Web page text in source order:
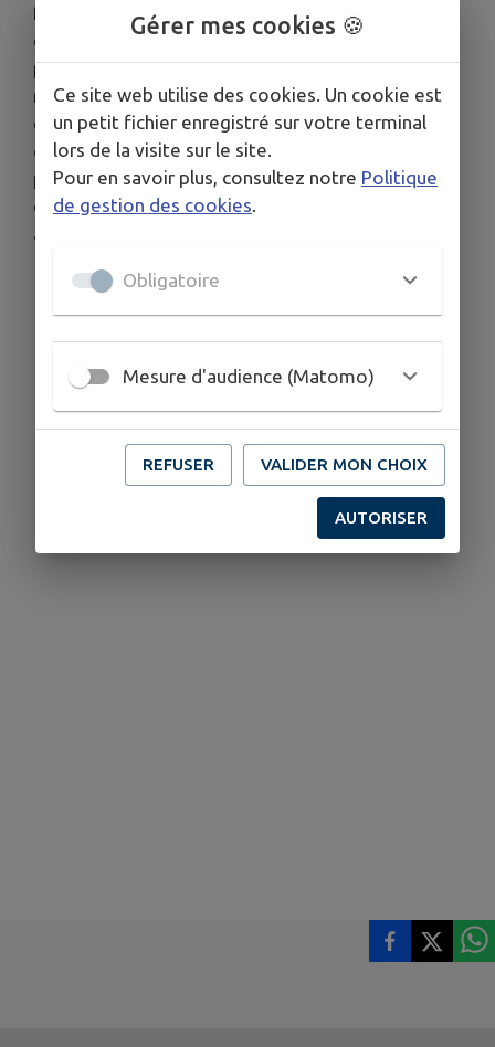
furent plantés suite à un décret de la Convention
du 22 janvier 1794 (3 pluviôse an II). Lors de sa
plantation et de fêtes, l’arbre était orné de
rubans, de cocardes tricolores et parfois coiffé
d’un bonnet phrygien. Les habitants des
communes s’y retrouvaient lors d’une fête
patriotique. Symbole républicain fort, ces arbres
ont en grande partie disparu ou ont été replantés
après le Second Empire.
Gérer mes cookies 🍪
Ce site web utilise des cookies. Un cookie est
un petit fichier enregistré sur votre terminal
lors de la visite sur le site.
Pour en savoir plus, consultez notre Politique
de gestion des cookies
Obligatoire
Mesure d'audience (Matomo)
REFUSER VALIDER MON CHOIX
AUTORISER